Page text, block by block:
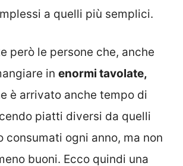
a quelli più semplici.
però le persone che, anche
in enormi tavolate,
è arrivato anche tempo di
piatti diversi da quelli
consumati ogni anno, ma non
buoni. Ecco quindi una